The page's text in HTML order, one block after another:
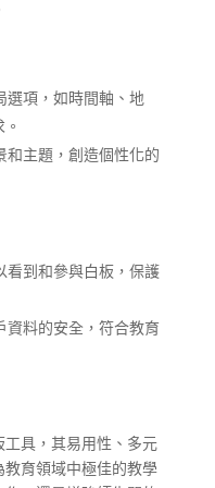
項，如時間軸、地
和主題，創造個性化的
看到和參與白板，保護
料的安全，符合教育
具，其易用性、多元
育領域中極佳的教學